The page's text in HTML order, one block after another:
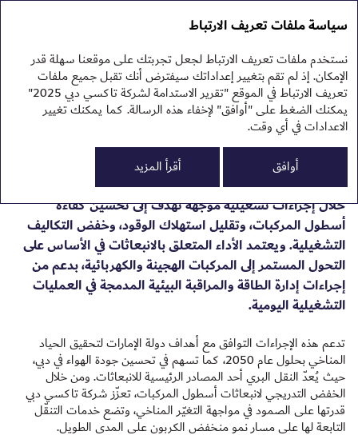
التقرير السنوي 2025
تقرير الاستدامة 2025
إدارة انبعاثات الغازات
الدفيئة وجودة الهواء
تعمل شركة تاكسي دبي على إدارة انبعاثات الغازات الدفيئة من
خلال إجراءات تشغيلية موجّهة تهدف إلى تحسين كفاءة
أسطول المركبات، وتقليل استهلاك الوقود، وخفض التكاليف
التشغيلية. ويعتمد الأداء المتعلق بالانبعاثات في الأساس على
التحول المستمر إلى المركبات الهجينة والكهربائية، بدعم من
إجراءات إدارة الطاقة والمراقبة البيئية المدمجة في العمليات
التشغيلية اليومية.
تدعم هذه الإجراءات التوافق مع أهداف دولة الإمارات لتحقيق الحياد
المناخي بحلول عام 2050، كما تسهم في تحسين جودة الهواء في دبي،
حيث يُعدّ النقل البري أحد المصادر الرئيسية للانبعاثات. ومن خلال
الخفض التدريجي لانبعاثات أسطول المركبات، تعزّز شركة تاكسي دبي
قدرتها على الصمود في مواجهة التغيّر المناخي، وتضع خدمات التنقّل
التابعة لها على مسار نمو منخفض الكربون على المدى الطويل.
سياسة ملفات تعريف الارتباط
نستخدم ملفات تعريف الارتباط لجعل تجربتك على موقعنا سهلة قدر
الإمكان. إذ لم تقم بتغيير إعداداتك سيفترض أنك تقبل جميع ملفات
تعريف الارتباط في الموقع "تقرير الاستدامة لشركة تاكسي دبي 2025"
يمكنك الضغط على "أوافق" لإخفاء هذه الرسالة. كما يمكنك تغيير
الاعدادات في أي وقت.
أوافق
أقرأ المزيد